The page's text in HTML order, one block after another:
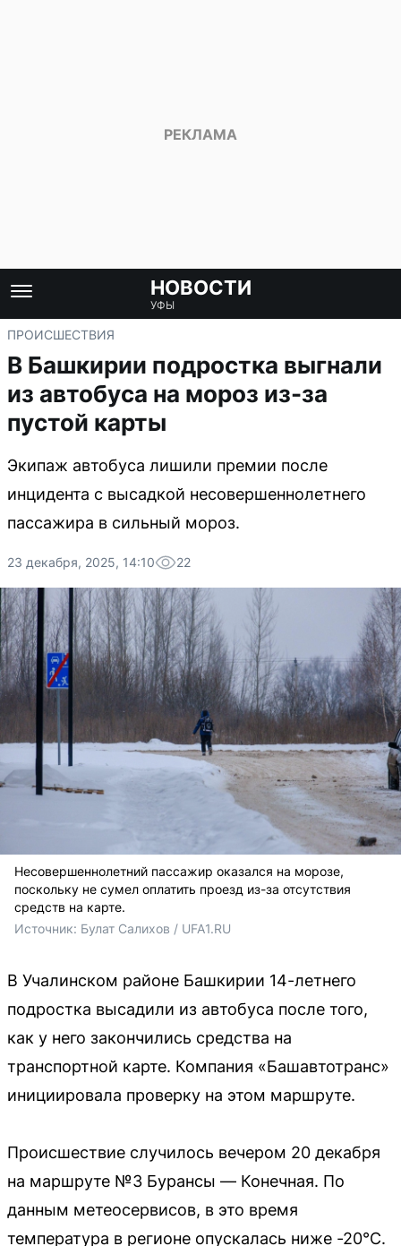
НОВОСТИ
УФЫ
ПРОИСШЕСТВИЯ
В Башкирии подростка выгнали
из автобуса на мороз из-за
пустой карты
Экипаж автобуса лишили премии после
инцидента с высадкой несовершеннолетнего
пассажира в сильный мороз.
23 декабря, 2025, 14:10 22
Несовершеннолетний пассажир оказался на морозе,
поскольку не сумел оплатить проезд из-за отсутствия
средств на карте.
Источник: Булат Салихов / UFA1.RU
В Учалинском районе Башкирии 14-летнего
подростка высадили из автобуса после того,
как у него закончились средства на
транспортной карте. Компания «Башавтотранс»
инициировала проверку на этом маршруте.
Происшествие случилось вечером 20 декабря
на маршруте №3 Бурансы — Конечная. По
данным метеосервисов, в это время
температура в регионе опускалась ниже -20°C.